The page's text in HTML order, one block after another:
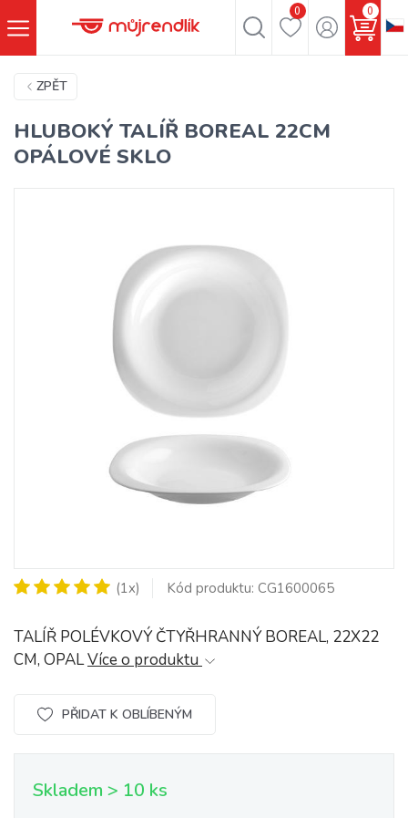
0 0
ZPĚT
HLUBOKÝ TALÍŘ BOREAL 22CM
OPÁLOVÉ SKLO
(1x) Kód produktu: CG1600065
TALÍŘ POLÉVKOVÝ ČTYŘHRANNÝ BOREAL, 22X22
CM, OPALVíce o produktu
PŘIDAT K OBLÍBENÝM
Skladem > 10 ks